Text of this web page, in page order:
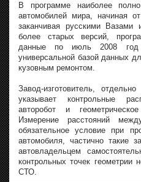
В программе наиболее
автомобилей мира, начиная
заканчивая русскими
более старых версий,
данные по июль 2008 год
универсальной базой данных
кузовным ремонтом.
Завод-изготовитель,
указывает контрольные
авторобот и
Измерение расстояний
обязательное условие при
автомобиля, частично такие
автовладельцем
контрольных точек геометрии
СТО.